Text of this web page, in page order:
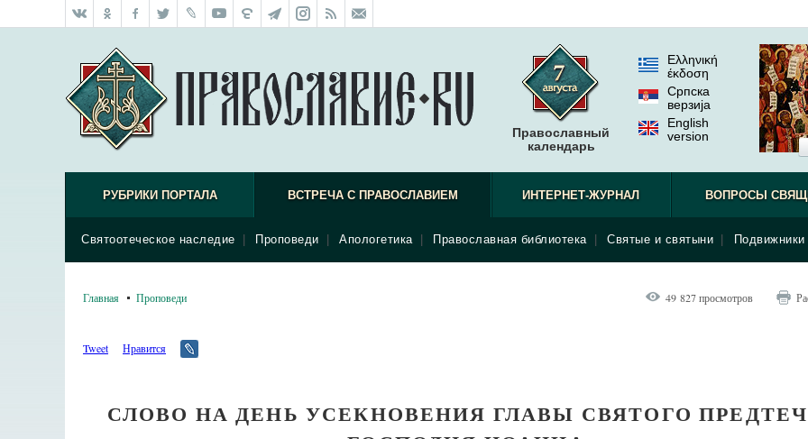
Православный
календарь
Ελληνική
έκδοση
Српска
верзиjа
English
version
РУБРИКИ ПОРТАЛА ВСТРЕЧА С ПРАВОСЛАВИЕМ
Святоотеческое наследие Проповеди Апологетика Православная библиотека Святые и святыни Подвижники
ИНТЕРНЕТ-ЖУРНАЛ ВОПРОСЫ
Главная Проповеди 49 827 просмотров
Tweet Нравится
СЛОВО НА ДЕНЬ УСЕКНОВЕНИЯ ГЛАВЫ СВЯТОГО